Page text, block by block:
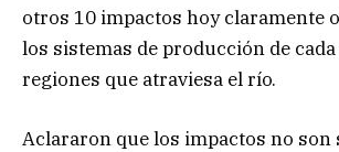
otros 10 impactos hoy claramente
los sistemas de producción de cada
regiones que atraviesa el río.
Aclararon que los impactos no son